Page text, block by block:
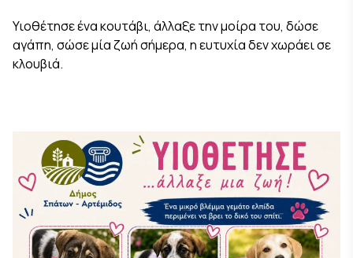
Υιοθέτησε ένα κουτάβι, άλλαξε την μοίρα του, δώσε
αγάπη, σώσε μία ζωή σήμερα, η ευτυχία δεν χωράει σε
κλουβιά.